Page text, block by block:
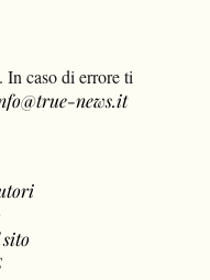
caso di errore ti
news.it